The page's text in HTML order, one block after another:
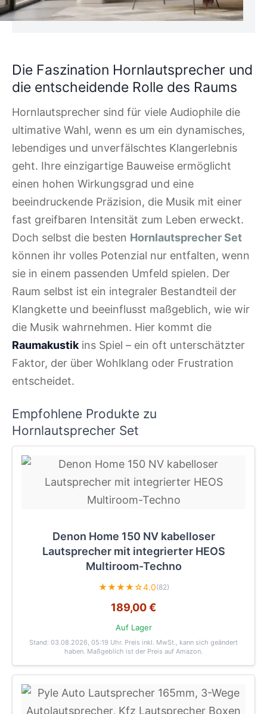
Die Faszination Hornlautsprecher und
die entscheidende Rolle des Raums
Hornlautsprecher sind für viele Audiophile die
ultimative Wahl, wenn es um ein dynamisches,
lebendiges und unverfälschtes Klangerlebnis
geht. Ihre einzigartige Bauweise ermöglicht
einen hohen Wirkungsgrad und eine
beeindruckende Präzision, die Musik mit einer
fast greifbaren Intensität zum Leben erweckt.
Doch selbst die besten Hornlautsprecher Set
können ihr volles Potenzial nur entfalten, wenn
sie in einem passenden Umfeld spielen. Der
Raum selbst ist ein integraler Bestandteil der
Klangkette und beeinflusst maßgeblich, wie wir
die Musik wahrnehmen. Hier kommt die
Raumakustikins Spiel – ein oft unterschätzter
Faktor, der über Wohlklang oder Frustration
entscheidet.
Empfohlene Produkte zu
Hornlautsprecher Set
Denon Home 150 NV kabelloser
Lautsprecher mit integrierter HEOS
Multiroom-Techno
★★★★☆4.0(82)
189,00 €
Auf Lager
Stand: 03.08.2026, 05:19 Uhr. Preis inkl. MwSt., kann sich geändert
haben. Maßgeblich ist der Preis auf Amazon.